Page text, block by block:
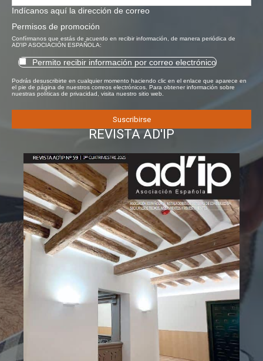
Indícanos aquí la dirección de correo
Permisos de promoción
Confírmanos que estás de acuerdo en recibir información, de manera periódica de
AD'IP ASOCIACIÓN ESPAÑOLA:
Permito recibir información por correo electrónico
Podrás desuscribirte en cualquier momento haciendo clic en el enlace que aparece en
el pie de página de nuestros correos electrónicos. Para obtener información sobre
nuestras políticas de privacidad, visita nuestro sitio web.
REVISTA AD'IP